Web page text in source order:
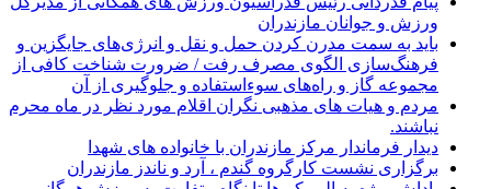
ورزش و جوانان مازندران
باید به سمت مدرن کردن حمل و نقل و انرژی‌های جایگزین و
فرهنگ‌سازی الگوی مصرف رفت / ضرورت شناخت کافی از
مجموعه گاز و راه‌های سوءاستفاده و جلوگیری از آن
مردم و هیات های مذهبی نگران اقلام مورد نظر در ماه محرم
نباشند.
دیدار فرماندار مرکز مازندران با خانواده های شهدا
برگزاری نشست کارگروه گندم ، آرد و ناندز مازندران